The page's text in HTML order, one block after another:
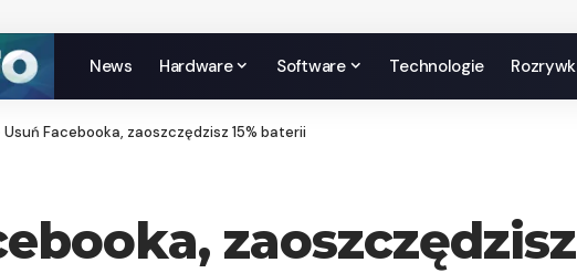
News Hardware Software Technologie
Usuń Facebooka, zaoszczędzisz 15% baterii